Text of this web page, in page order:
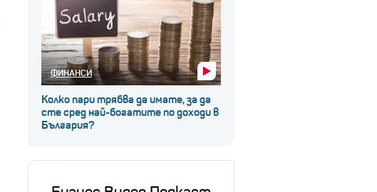
ФИНАНСИ
Колко пари трябва да имате, за да
сте сред най-богатите по доходи в
България?